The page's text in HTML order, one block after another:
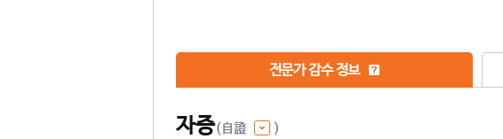
전문가 감수 정보
자증(自證 )